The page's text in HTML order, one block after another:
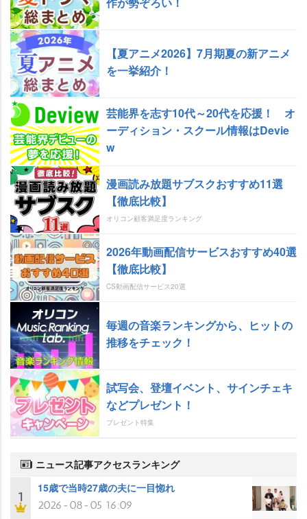
【夏アニメ2026】7月期夏の新アニメ
を一挙紹介！
芸能界を志す10代～20代を応援！ オ
ーディション・スクール情報はDevie
w
漫画読み放題サブスクおすすめ11選
【徹底比較】
オリコン顧客満足度ランキング
2026年動画配信サービスおすすめ40選
【徹底比較】
CS動画配信サービス20選
毎週の音楽ランキングから、ヒットの
推移をチェック！
試写会、登壇イベント、サインチェキ
などプレゼント！
プレゼント特集
ニュース記事アクセスランキング
1
15歳で当時27歳の夫に一目惚れ
2026-08-05 16:09